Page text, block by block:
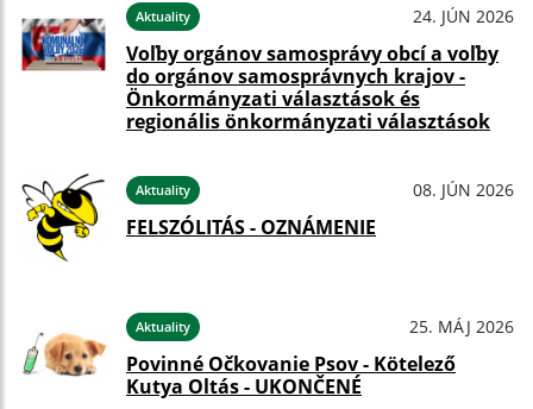
Aktuality 24. JÚN 2026
Voľby orgánov samosprávy obcí a voľby
do orgánov samosprávnych krajov -
Önkormányzati választások és
regionális önkormányzati választások
Aktuality 08. JÚN 2026
FELSZÓLITÁS - OZNÁMENIE
Aktuality 25. MÁJ 2026
Povinné Očkovanie Psov - Kötelező
Kutya Oltás - UKONČENÉ